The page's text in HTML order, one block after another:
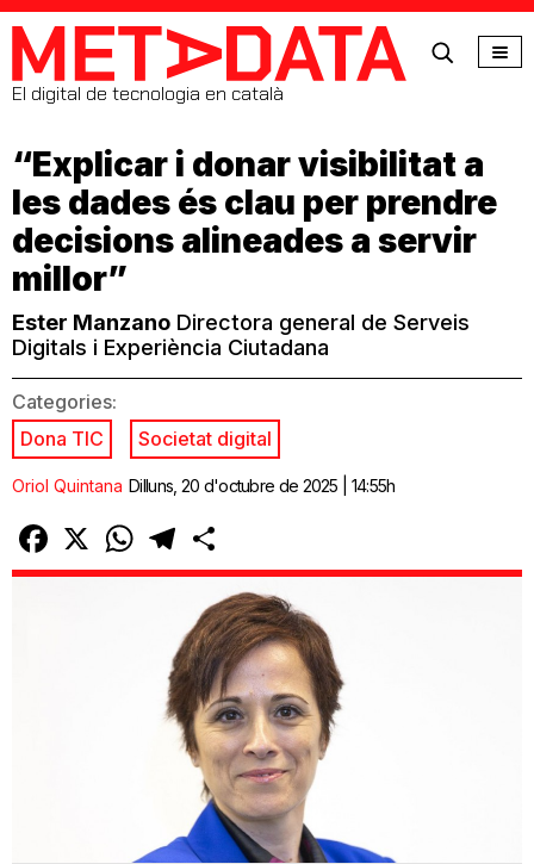
MetaData
El digital de tecnologia en català
“Explicar i donar visibilitat a
les dades és clau per prendre
decisions alineades a servir
millor”
Ester Manzano Directora general de Serveis
Digitals i Experiència Ciutadana
Categories:
Dona TIC
Societat digital
Oriol Quintana Dilluns, 20 d'octubre de 2025 | 14:55h
Facebook
X WhatsAppTelegram